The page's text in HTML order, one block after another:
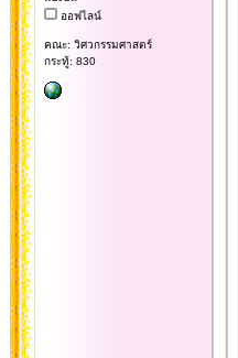
ออฟไลน์
คณะ: วิศวกรรมศาสตร์
กระทู้: 830